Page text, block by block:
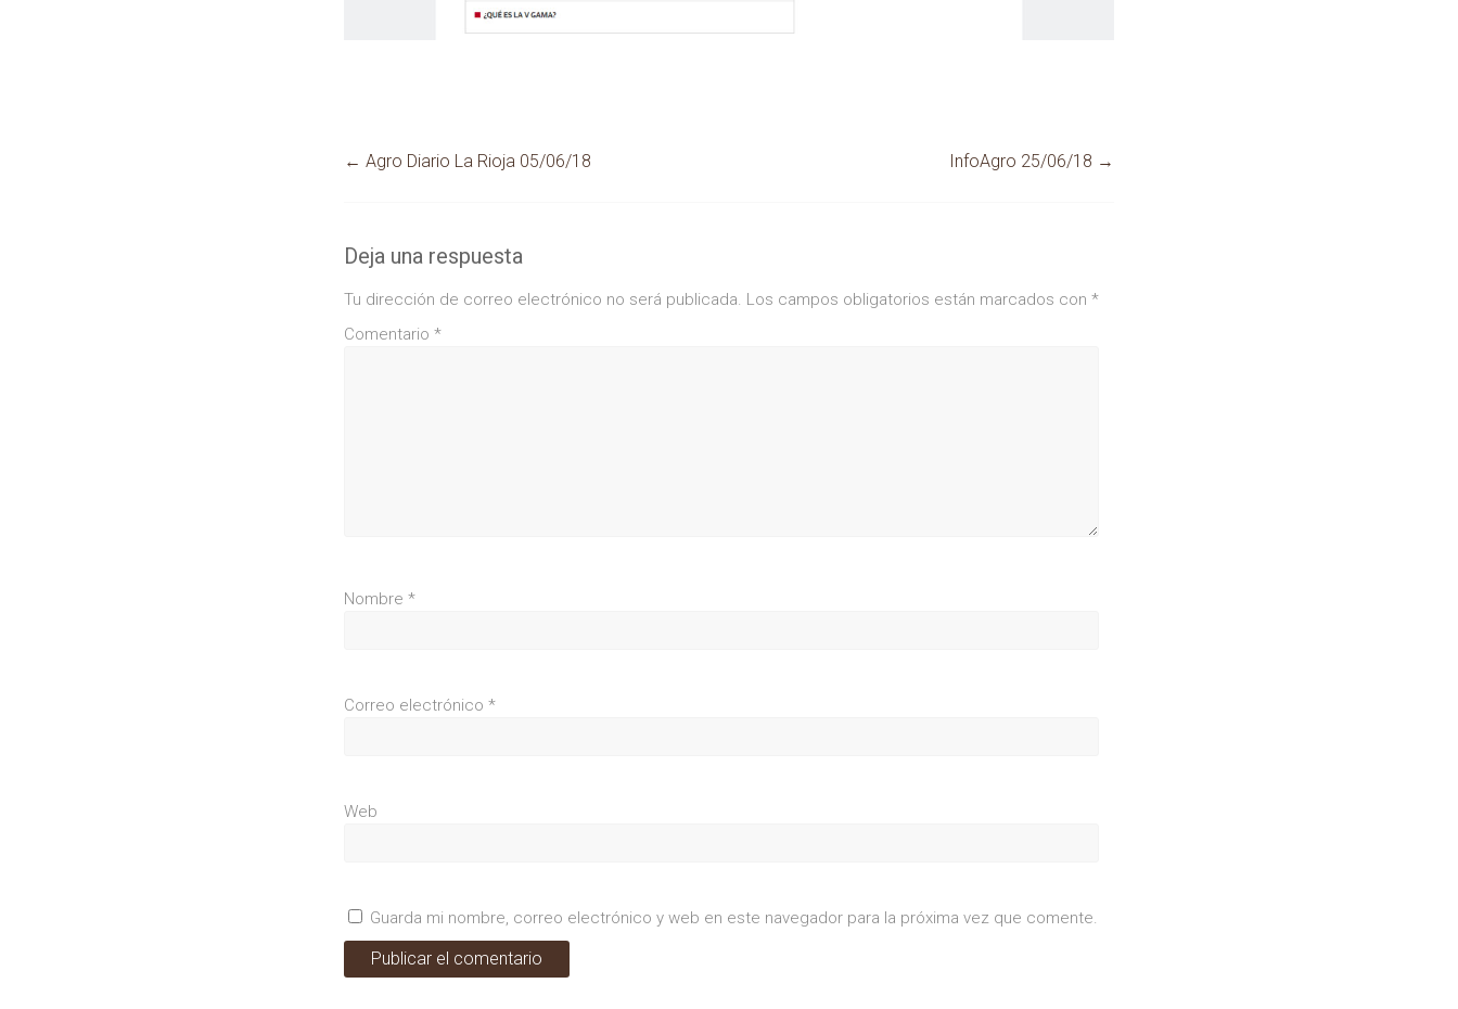
← Agro Diario La Rioja 05/06/18 InfoAgro 25/06/18 →
Deja una respuesta
Tu dirección de correo electrónico no será publicada. Los campos obligatorios están marcados con *
Comentario *
Nombre *
Correo electrónico *
Web
Guarda mi nombre, correo electrónico y web en este navegador para la próxima vez que comente.